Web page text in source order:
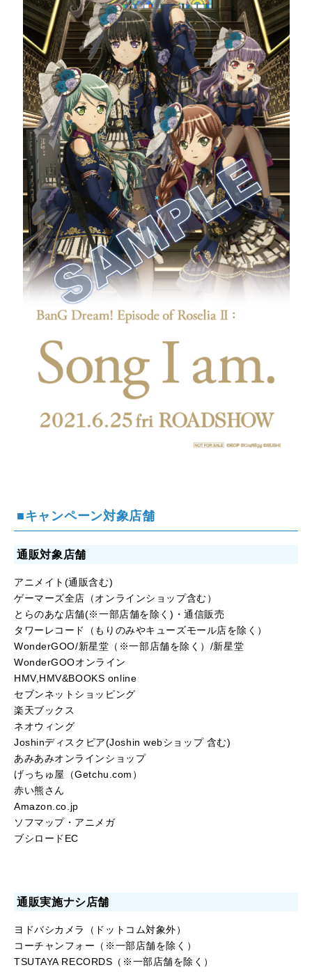
■キャンペーン対象店舗
通販対象店舗
アニメイト(通販含む)
ゲーマーズ全店（オンラインショップ含む）
とらのあな店舗(※一部店舗を除く)・通信販売
タワーレコード（もりのみやキューズモール店を除く）
WonderGOO/新星堂（※一部店舗を除く）/新星堂
WonderGOOオンライン
HMV,HMV&BOOKS online
セブンネットショッピング
楽天ブックス
ネオウィング
Joshinディスクピア(Joshin webショップ 含む)
あみあみオンラインショップ
げっちゅ屋（Getchu.com）
赤い熊さん
Amazon.co.jp
ソフマップ・アニメガ
ブシロードEC
通販実施ナシ店舗
ヨドバシカメラ（ドットコム対象外）
コーチャンフォー（※一部店舗を除く）
TSUTAYA RECORDS（※一部店舗を除く）